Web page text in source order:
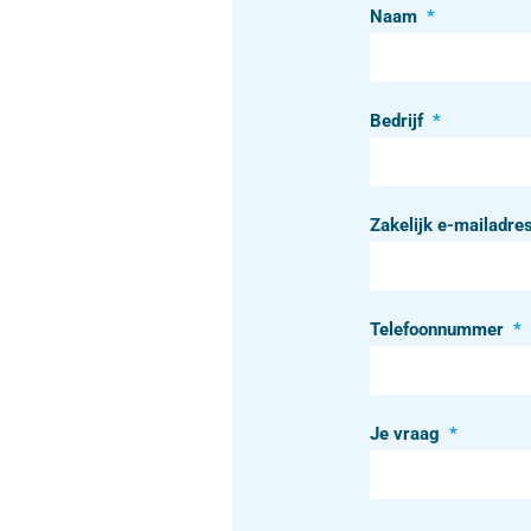
Naam *
Bedrijf *
Zakelijk e-
Telefoonnummer *
Je vraag *